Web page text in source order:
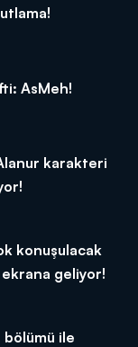
AsMeh!
karakteri
konuşulacak
geliyor!
ile